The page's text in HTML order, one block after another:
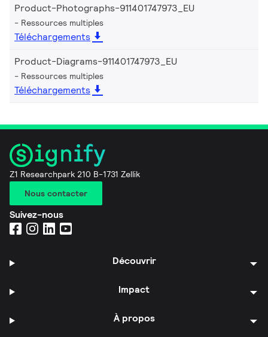
Product-Photographs-911401747973_EU
Ressources multiples
Téléchargements
Product-Diagrams-911401747973_EU
Ressources multiples
Téléchargements
Z1 Researchpark 210 B-1731 Zellik
Nous contacter
Suivez-nous
Découvrir
Impact
À propos